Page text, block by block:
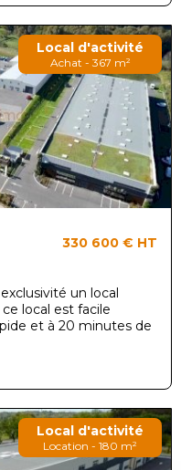
Local d'activité
Achat - 367 m²
330 600 € HT
un local
local est facile
et à 20 minutes de
Local d'activité
Location - 180 m²